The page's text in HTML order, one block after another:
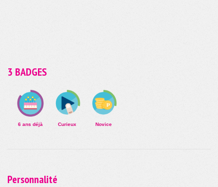
3 BADGES
6 ans déjà Curieux Novice
Personnalité